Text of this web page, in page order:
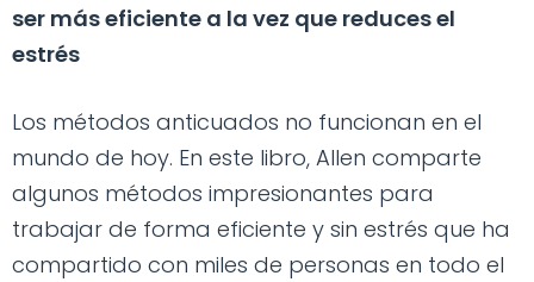
ser más eficiente a la vez que reduces el
estrés
Los métodos anticuados no funcionan en el
mundo de hoy. En este libro, Allen comparte
algunos métodos impresionantes para
trabajar de forma eficiente y sin estrés que ha
compartido con miles de personas en todo el